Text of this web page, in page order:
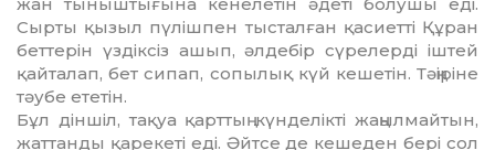
жан тыныш­тығына кенелетін әдеті болушы еді.
Сырты қызыл пүлішпен тысталған қасиетті Құран
беттерін үздіксіз ашып, әлдебір сүрелерді іштей
қайталап, бет сипап, сопылық күй кешетін. Тәңіріне
тәубе ететін.
Бұл діншіл, тақуа қарттың күнделікті жаңылмайтын,
жаттанды қарекеті еді. Әйтсе де кешеден бері сол